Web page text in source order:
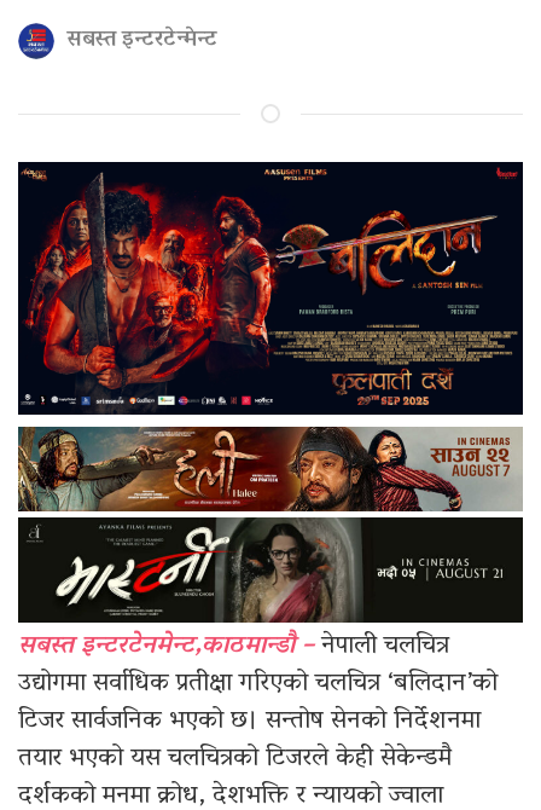
सबस्त इन्टरटेन्मेन्ट
सबस्त इन्टरटेनमेन्ट,काठमान्डौ –नेपाली चलचित्र
उद्योगमा सर्वाधिक प्रतीक्षा गरिएको चलचित्र ‘बलिदान’को
टिजर सार्वजनिक भएको छ। सन्तोष सेनको निर्देशनमा
तयार भएको यस चलचित्रको टिजरले केही सेकेन्डमै
दर्शकको मनमा क्रोध, देशभक्ति र न्यायको ज्वाला